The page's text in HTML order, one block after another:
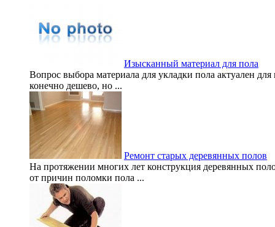
Изысканный материал для пола
Вопрос выбора материала для укладки пола актуален
конечно дешево, но ...
Ремонт старых деревянных полов
На протяжении многих лет конструкция деревянных
от причин поломки пола ...